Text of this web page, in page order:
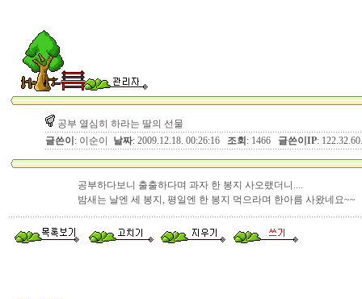
공부 열심히 하라는 딸의 선물
글쓴이 : 이순이 날짜: 2009.12.18. 00:26:16 조회 : 1466 글쓴이IP:
공부하다보니 출출하다며 과자 한 봉지 사오랬더니....
밤새는 날엔 세 봉지, 평일엔 한 봉지 먹으라며 한아름 사왔네요~~